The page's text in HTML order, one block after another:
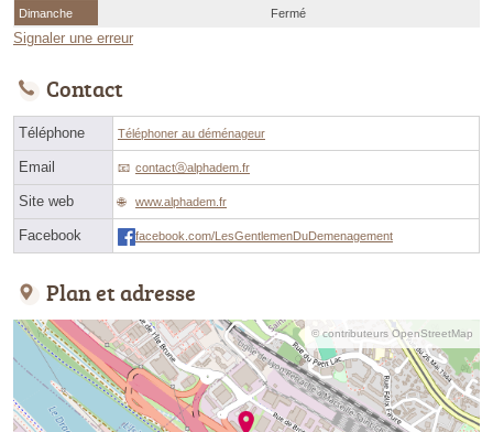
Dimanche
Fermé
Signaler une erreur
Contact
Téléphone Téléphoner au déménageur
Email contactⓐalphadem.fr
Site web www.alphadem.fr
Facebook facebook.com/LesGentlemenDuDemenagement
Plan et adresse
© contributeurs OpenStreetMap